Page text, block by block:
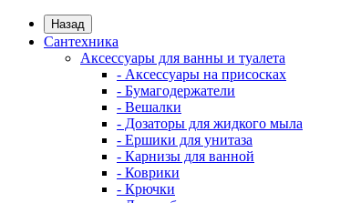
Назад
Сантехника
Аксессуары для ванны и туалета
- Аксессуары на присосках
- Бумагодержатели
- Вешалки
- Дозаторы для жидкого мыла
- Ершики для унитаза
- Карнизы для ванной
- Коврики
- Крючки